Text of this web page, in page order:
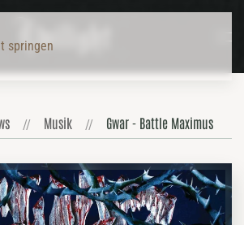
springen
Musik Gwar - Battle Maximus